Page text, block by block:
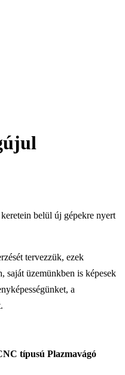
belül új gépekre nyert
tervezzük, ezek
saját üzemünkben is képesek
a
típusú Plazmavágó